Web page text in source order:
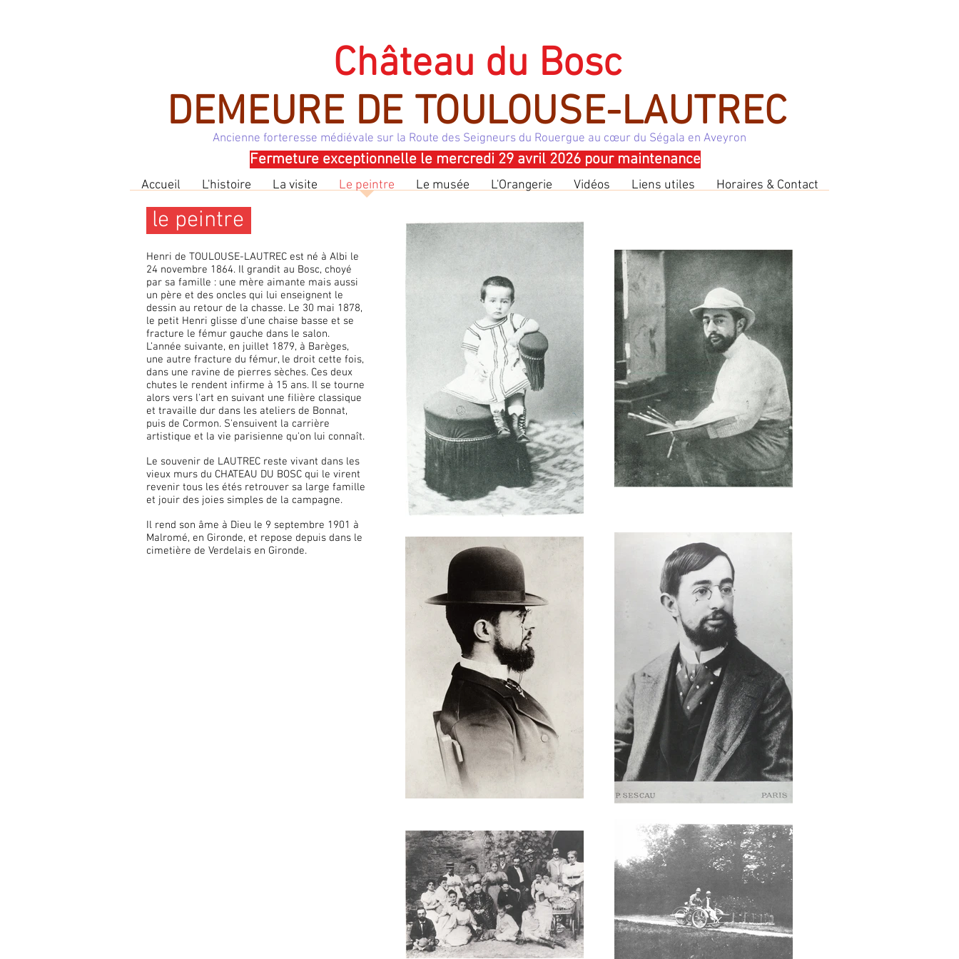
Château du Bosc
DEMEURE DE TOULOUSE-LAUTREC
Ancienne forteresse médiévale sur la Route des Seigneurs du Rouergue au cœur du Ségala en Aveyron
Fermeture exceptionnelle le mercredi 29 avril 2026 pour maintenance
Accueil L'histoire La visite Le peintre Le musée L'Orangerie Vidéos Liens utiles Horaires & Contact
le peintre
Henri de TOULOUSE-LAUTREC est né à Albi le
24 novembre 1864. Il grandit au Bosc, choyé
par sa famille : une mère aimante mais aussi
un père et des oncles qui lui enseignent le
dessin au retour de la chasse. Le 30 mai 1878,
le petit Henri glisse d’une chaise basse et se
fracture le fémur gauche dans le salon.
L’année suivante, en juillet 1879, à Barèges,
une autre fracture du fémur, le droit cette fois,
dans une ravine de pierres sèches. Ces deux
chutes le rendent infirme à 15 ans. Il se tourne
alors vers l'art en suivant une filière classique
et travaille dur dans les ateliers de Bonnat,
puis de Cormon. S'ensuivent la carrière
artistique et la vie parisienne qu'on lui connaît.
Le souvenir de LAUTREC reste vivant dans les
vieux murs du CHATEAU DU BOSC qui le virent
revenir tous les étés retrouver sa large famille
et jouir des joies simples de la campagne.
Il rend son âme à Dieu le 9 septembre 1901 à
Malromé, en Gironde, et repose depuis dans le
cimetière de Verdelais en Gironde.